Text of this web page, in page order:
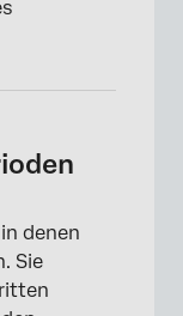
denen
Sie